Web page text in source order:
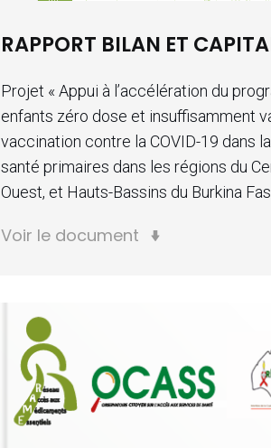
RAPPORT BILAN ET
Projet « Appui à l’accélération du
enfants zéro dose et insuffisamment
vaccination contre la COVID-19 dans
santé primaires dans les régions du
Ouest, et Hauts-Bassins du Burkina
Voir le document